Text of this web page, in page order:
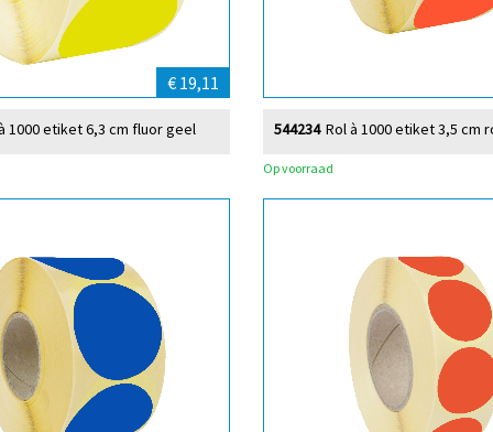
€ 19,11
1000 etiket 6,3 cm fluor geel Rol à 1000 etiket 3,5 cm
544234
Op voorraad